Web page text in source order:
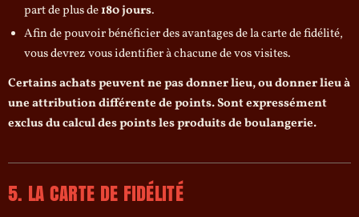
part de plus de180 jours.
Afin de pouvoir bénéficier des avantages de la carte de fidélité,
vous devrez vous identifier à chacune de vos visites.
Certains achats peuvent ne pas donner lieu, ou donner lieu à
une attribution différente de points. Sont expressément
exclus du calcul des points les produits de boulangerie.
5. LA CARTE DE FIDÉLITÉ